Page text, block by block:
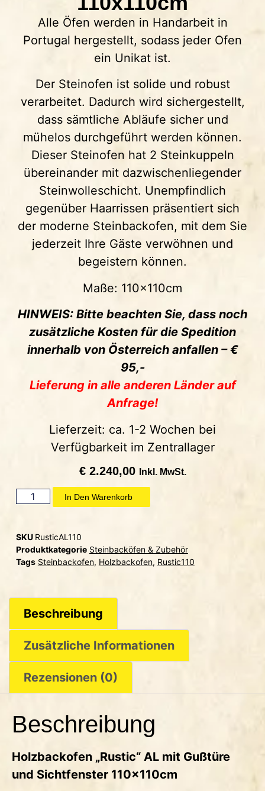
Alle Öfen werden in Handarbeit in
Portugal hergestellt, sodass jeder Ofen
ein Unikat ist.
Der Steinofen ist solide und robust
verarbeitet. Dadurch wird sichergestellt,
dass sämtliche Abläufe sicher und
mühelos durchgeführt werden können.
Dieser Steinofen hat 2 Steinkuppeln
übereinander mit dazwischenliegender
Steinwolleschicht. Unempfindlich
gegenüber Haarrissen präsentiert sich
der moderne Steinbackofen, mit dem Sie
jederzeit Ihre Gäste verwöhnen und
begeistern können.
Maße: 110x110cm
HINWEIS: Bitte beachten Sie, dass noch
zusätzliche Kosten für die Spedition
innerhalb von Österreich anfallen – €
95,-
Lieferung in alle anderen Länder auf
Anfrage!
Lieferzeit: ca. 1-2 Wochen bei
Verfügbarkeit im Zentrallager
€2.240,00 Inkl. MwSt.
In Den Warenkorb
SKU RusticAL110
Produktkategorie Steinbacköfen & Zubehör
Tags Steinbackofen, Holzbackofen, Rustic110
Beschreibung
Zusätzliche Informationen
Rezensionen (0)
Beschreibung
Holzbackofen „Rustic“ AL mit Gußtüre
und Sichtfenster 110x110cm